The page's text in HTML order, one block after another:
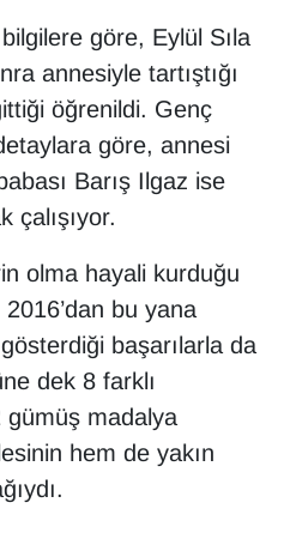
göre, Eylül Sıla
annesiyle tartıştığı
öğrenildi. Genç
göre, annesi
Barış Ilgaz ise
çalışıyor.
olma hayali kurduğu
bu yana
başarılarla da
dek 8 farklı
gümüş madalya
hem de yakın